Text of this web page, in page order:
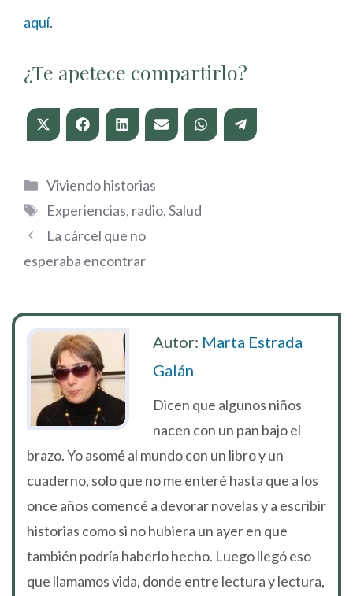
aquí.
¿Te apetece compartirlo?
Compartir
en
Compartir
en
Compartir
en
Compartir
en
Compartir
en
Compartir
en
Categorías
Viviendo historias
Etiquetas
Experiencias, radio,Salud
La cárcel que no
esperaba encontrar
Autor: Marta Estrada
Galán
Dicen que algunos niños
nacen con un pan bajo el
brazo. Yo asomé al mundo con un libro y un
cuaderno, solo que no me enteré hasta que a los
once años comencé a devorar novelas y a escribir
historias como si no hubiera un ayer en que
también podría haberlo hecho. Luego llegó eso
que llamamos vida, donde entre lectura y lectura,